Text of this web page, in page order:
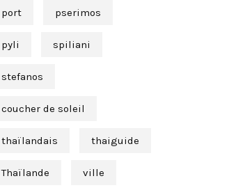
port pserimos
pyli spiliani
stefanos
coucher de soleil
thaïlandais thaiguide
Thaïlande ville